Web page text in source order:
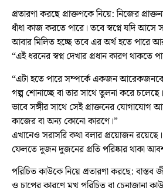
প্রতারণা করছে প্রাক্তণকে নিয়ে: নিজের
ধাঁধা কাজ করতে পারে। তবে স্বপ্নে যদি আসে
আবার মিলিত হচ্ছে তবে এর অর্থ হতে পারে
“এই ধরনের স্বপ্ন দেখার প্রধান কারণ থাকতে
“এটা হতে পারে সম্পর্কে একজন আরেকজনকে
গল্প শোনাচ্ছে বা তার সাথে তুলনা করে
ভাবে সঙ্গীর সাথে সেই প্রাক্তনের যোগাযোগ
কাজের বা অন্য কোনো কারণে।”
এখানেও সরাসরি কথা বলার প্রয়োজন রয়েছে।
ফেলতে দুজন দুজনের প্রতি পরিষ্কার থাকা
পরিচিত কাউকে নিয়ে প্রতারণা করছে: বাস্তব